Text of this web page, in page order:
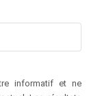
informatif et ne